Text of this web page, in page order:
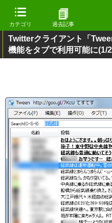
カテゴリ 過去記事
Twitterクライアント「
機能をタブで利用可能に(1/